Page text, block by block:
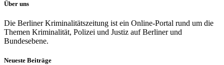
Über uns
Die Berliner Kriminalitätszeitung ist ein Online-Portal rund um die
Themen Kriminalität, Polizei und Justiz auf Berliner und
Bundesebene.
Neueste Beiträge